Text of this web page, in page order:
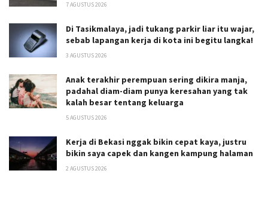
7 AGUSTUS 2026
Di Tasikmalaya, jadi tukang parkir liar itu wajar,
sebab lapangan kerja di kota ini begitu langka!
3 AGUSTUS 2026
Anak terakhir perempuan sering dikira manja,
padahal diam-diam punya keresahan yang tak
kalah besar tentang keluarga
5 AGUSTUS 2026
Kerja di Bekasi nggak bikin cepat kaya, justru
bikin saya capek dan kangen kampung halaman
2 AGUSTUS 2026